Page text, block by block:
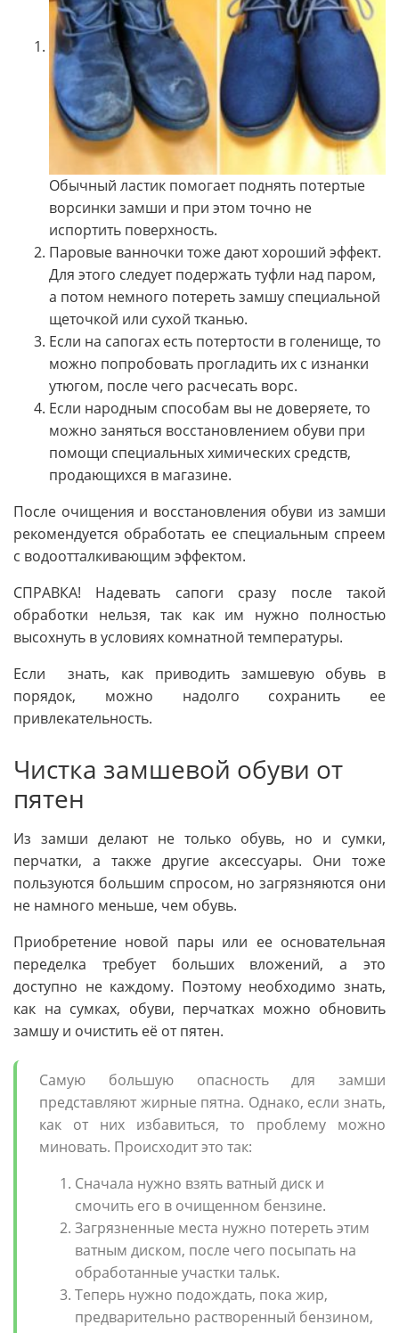
Обычный ластик помогает поднять потертые
ворсинки замши и при этом точно не
испортить поверхность.
Паровые ванночки тоже дают хороший эффект.
Для этого следует подержать туфли над паром,
а потом немного потереть замшу специальной
щеточкой или сухой тканью.
Если на сапогах есть потертости в голенище, то
можно попробовать прогладить их с изнанки
утюгом, после чего расчесать ворс.
Если народным способам вы не доверяете, то
можно заняться восстановлением обуви при
помощи специальных химических средств,
продающихся в магазине.
После очищения и восстановления обуви из замши
рекомендуется обработать ее специальным спреем
с водоотталкивающим эффектом.
СПРАВКА! Надевать сапоги сразу после такой
обработки нельзя, так как им нужно полностью
высохнуть в условиях комнатной температуры.
Если знать, как приводить замшевую обувь в
порядок, можно надолго сохранить ее
привлекательность.
Чистка замшевой обуви от
пятен
Из замши делают не только обувь, но и сумки,
перчатки, а также другие аксессуары. Они тоже
пользуются большим спросом, но загрязняются они
не намного меньше, чем обувь.
Приобретение новой пары или ее основательная
переделка требует больших вложений, а это
доступно не каждому. Поэтому необходимо знать,
как на сумках, обуви, перчатках можно обновить
замшу и очистить её от пятен.
Самую большую опасность для замши
представляют жирные пятна. Однако, если знать,
как от них избавиться, то проблему можно
миновать. Происходит это так:
Сначала нужно взять ватный диск и
смочить его в очищенном бензине.
Загрязненные места нужно потереть этим
ватным диском, после чего посыпать на
обработанные участки тальк.
Теперь нужно подождать, пока жир,
предварительно растворенный бензином,